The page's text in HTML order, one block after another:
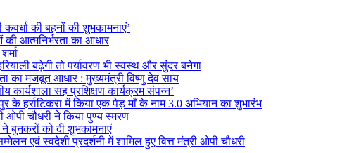
की बहनों की शुभकामनाएं’
आत्मनिर्भरता का आधार
बढ़ेगी तो पर्यावरण भी स्वस्थ और सुंदर बनेगा
का मजबूत आधार : मुख्यमंत्री विष्णु देव साय
कार्यशाला सह प्रशिक्षण कार्यक्रम संपन्न’
के हर्राटिकरा में किया एक पेड़ माँ के नाम 3.0 अभियान का शुभारंभ
ओपी चौधरी ने किया पुण्य स्मरण
ने बुनकरों को दी शुभकामनाएं
एवं स्वदेशी प्रदर्शनी में शामिल हुए वित्त मंत्री ओपी चौधरी